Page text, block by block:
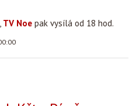
TV Noe pak vysílá od 18 hod.